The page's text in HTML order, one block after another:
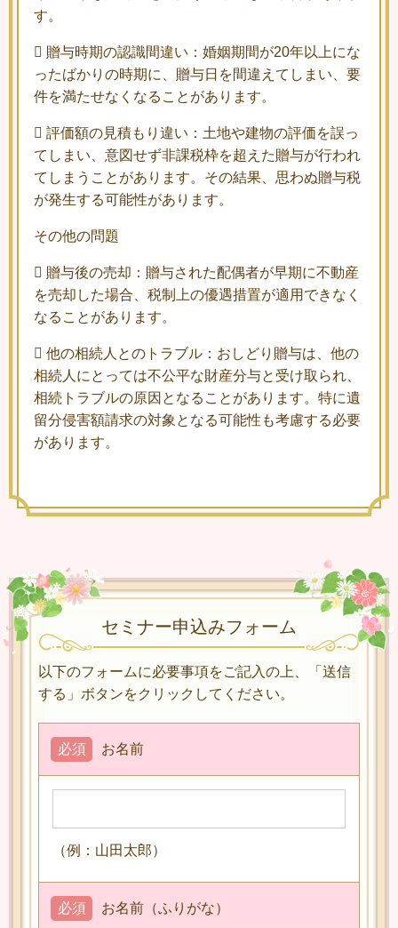
す。
 贈与時期の認識間違い：婚姻期間が20年以上にな
ったばかりの時期に、贈与日を間違えてしまい、要
件を満たせなくなることがあります。
 評価額の見積もり違い：土地や建物の評価を誤っ
てしまい、意図せず非課税枠を超えた贈与が行われ
てしまうことがあります。その結果、思わぬ贈与税
が発生する可能性があります。
その他の問題
 贈与後の売却：贈与された配偶者が早期に不動産
を売却した場合、税制上の優遇措置が適用できなく
なることがあります。
 他の相続人とのトラブル：おしどり贈与は、他の
相続人にとっては不公平な財産分与と受け取られ、
相続トラブルの原因となることがあります。特に遺
留分侵害額請求の対象となる可能性も考慮する必要
があります。
セミナー申込みフォーム
以下のフォームに必要事項をご記入の上、「送信
する」ボタンをクリックしてください。
お名前
必須
（例：山田太郎）
お名前（ふりがな）
必須